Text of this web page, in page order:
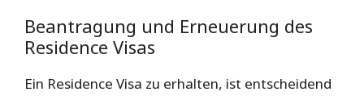
Beantragung und Erneuerung des
Residence Visas
Ein Residence Visa zu erhalten, ist entscheidend